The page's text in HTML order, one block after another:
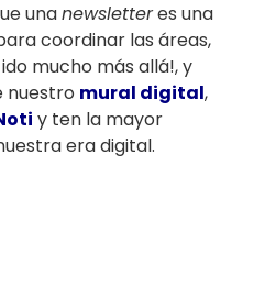
unanewsletteres una
coordinar las áreas,
mucho más allá!, y
nuestro mural digital,
y ten la mayor
era digital.